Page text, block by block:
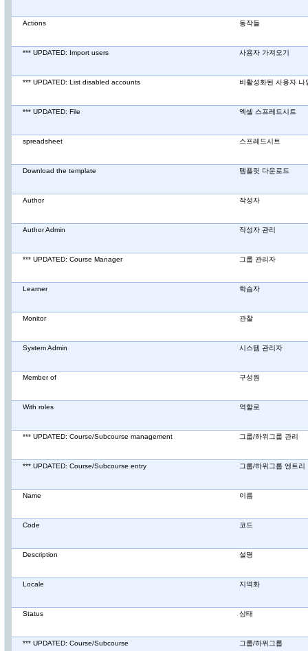
Actions 동작들
*** UPDATED: Import users 사용자 가져오기
*** UPDATED: List disabled accounts 비활성화된 사용자 나
*** UPDATED: File 엑셀 스프레드시트
spreadsheet 스프레드시트
Download the template 템플릿 다운로드
Author 작성자
Author Admin 작성자 관리
*** UPDATED: Course Manager 그룹 관리자
Learner 학습자
Monitor 관찰
System Admin 시스템 관리자
Member of 구성원
With roles 역할로
*** UPDATED: Course/Subcourse management 그룹/하위그룹 관리
*** UPDATED: Course/Subcourse entry 그룹/하위그룹 엔트리
Name 이름
Code 코드
Description 설명
Locale 지역화
Status 상태
*** UPDATED: Course/Subcourse 그룹/하위그룹